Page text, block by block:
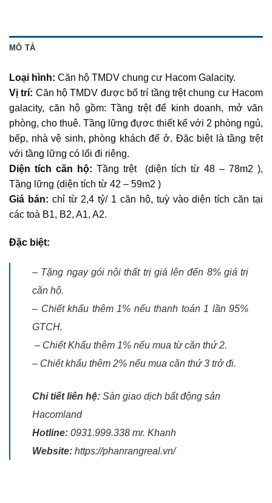
MÔ TẢ
Loại hình: Căn hộ TMDV chung cư Hacom Galacity.
Vị trí: Căn hộ TMDV được bố trí tầng trệt chung cư Hacom
galacity, căn hộ gồm: Tầng trệt để kinh doanh, mở văn
phòng, cho thuê. Tầng lững đựơc thiết kế với 2 phòng ngủ,
bếp, nhà vệ sinh, phòng khách để ở. Đặc biệt là tầng trệt
với tầng lững có lối đi riêng.
Diện tích căn hộ: Tầng trệt (diện tích từ 48 – 78m2 ),
Tầng lững (diện tích từ 42 – 59m2 )
Giá bán: chỉ từ 2,4 tỷ/ 1 căn hộ, tuỳ vào diện tích căn tại
các toà B1, B2, A1, A2.
Đặc biệt:
– Tặng ngay gói nội thất trị giá lên đến 8% giá trị
căn hộ.
– Chiết khấu thêm 1% nếu thanh toán 1 lần 95%
GTCH.
– Chiết Khấu thêm 1% nếu mua từ căn thứ 2.
– Chiết khấu thêm 2% nếu mua căn thứ 3 trở đi.
Chi tiết liên hệ: Sàn giao dịch bất động sản
Hacomland
Hotline: 0931.999.338 mr. Khanh
Website: https://phanrangreal.vn/